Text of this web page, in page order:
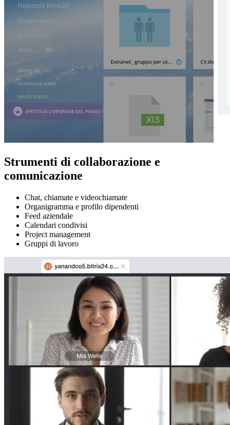
Strumenti di collaborazione e
comunicazione
Chat, chiamate e videochiamate
Organigramma e profilo dipendenti
Feed aziendale
Calendari condivisi
Project management
Gruppi di lavoro